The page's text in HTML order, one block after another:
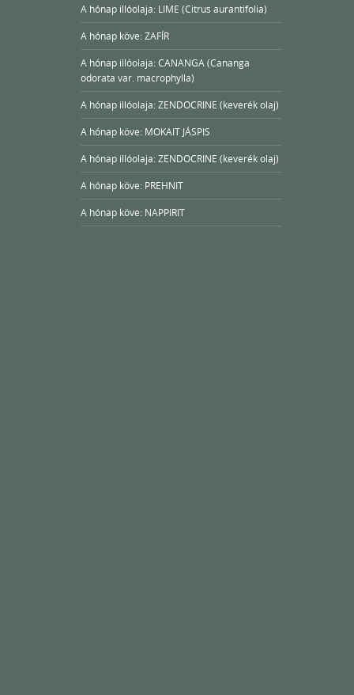
A hónap illóolaja: LIME (Citrus aurantifolia)
A hónap köve: ZAFÍR
A hónap illóolaja: CANANGA (Cananga
odorata var. macrophylla)
A hónap illóolaja: ZENDOCRINE (keverék olaj)
A hónap köve: MOKAIT JÁSPIS
A hónap illóolaja: ZENDOCRINE (keverék olaj)
A hónap köve: PREHNIT
A hónap köve: NAPPIRIT